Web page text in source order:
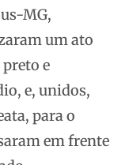
MG,
um ato
e
e, unidos,
para o
em frente